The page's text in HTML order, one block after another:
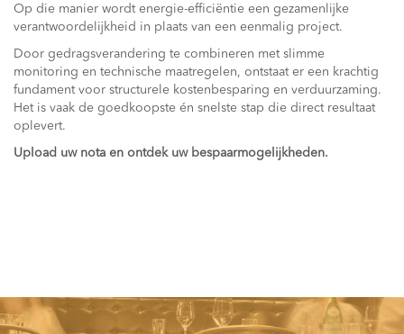
Op die manier wordt energie-efficiëntie een gezamenlijke
verantwoordelijkheid in plaats van een eenmalig project.
Door gedragsverandering te combineren met slimme
monitoring en technische maatregelen, ontstaat er een krachtig
fundament voor structurele kostenbesparing en verduurzaming.
Het is vaak de goedkoopste én snelste stap die direct resultaat
oplevert.
Upload uw nota en ontdek uw bespaarmogelijkheden.